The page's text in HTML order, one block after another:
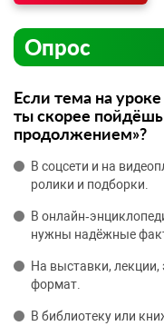
Опрос
Если тема на
ты скорее
продолжением»?
В соцсети и на
ролики и подборки.
В
нужны надёжные
На выставки,
формат.
В библиотеку или